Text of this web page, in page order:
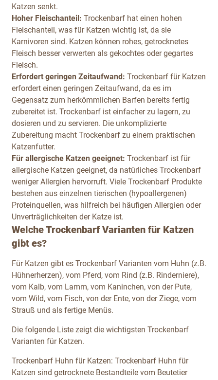
Katzen senkt.
Hoher Fleischanteil: Trockenbarf hat einen hohen
Fleischanteil, was für Katzen wichtig ist, da sie
Karnivoren sind. Katzen können rohes, getrocknetes
Fleisch besser verwerten als gekochtes oder gegartes
Fleisch.
Erfordert geringen Zeitaufwand: Trockenbarf für Katzen
erfordert einen geringen Zeitaufwand, da es im
Gegensatz zum herkömmlichen Barfen bereits fertig
zubereitet ist. Trockenbarf ist einfacher zu lagern, zu
dosieren und zu servieren. Die unkomplizierte
Zubereitung macht Trockenbarf zu einem praktischen
Katzenfutter.
Für allergische Katzen geeignet: Trockenbarf ist für
allergische Katzen geeignet, da natürliches Trockenbarf
weniger Allergien hervorruft. Viele Trockenbarf Produkte
bestehen aus einzelnen tierischen (hypoallergenen)
Proteinquellen, was hilfreich bei häufigen Allergien oder
Unverträglichkeiten der Katze ist.
Welche Trockenbarf Varianten für Katzen
gibt es?
Für Katzen gibt es Trockenbarf Varianten vom Huhn (z.B.
Hühnerherzen), vom Pferd, vom Rind (z.B. Rinderniere),
vom Kalb, vom Lamm, vom Kaninchen, von der Pute,
vom Wild, vom Fisch, von der Ente, von der Ziege, vom
Strauß und als fertige Menüs.
Die folgende Liste zeigt die wichtigsten Trockenbarf
Varianten für Katzen.
Trockenbarf Huhn für Katzen: Trockenbarf Huhn für
Katzen sind getrocknete Bestandteile vom Beutetier